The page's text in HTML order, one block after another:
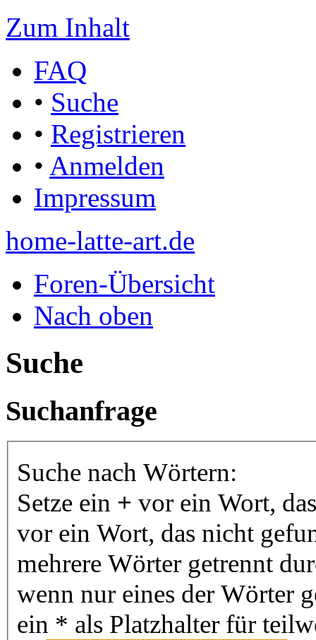
Zum Inhalt
FAQ
• Suche
• Registrieren
• Anmelden
Impressum
home-latte-art.de
Foren-Übersicht
Nach oben
Suche
Suchanfrage
Suche nach Wörtern:
Setze ein + vor ein Wort,
vor ein Wort, das nicht
mehrere Wörter getrennt
wenn nur eines der Wörter
ein * als Platzhalter für